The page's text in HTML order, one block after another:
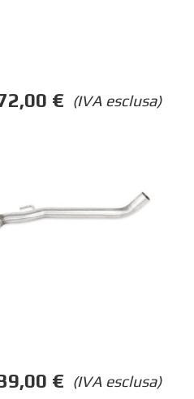
(IVA esclusa)
€
(IVA esclusa)
€